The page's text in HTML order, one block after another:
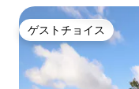
ゲストチョイス
ゲストチョイス